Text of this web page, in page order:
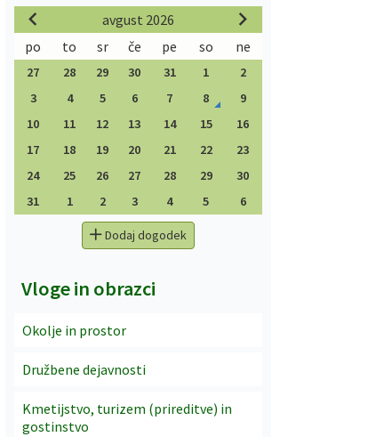
avgust 2026
po
to sr če pe so ne
27 28 29 30 31 1
2
3
4 5 6 7 8
9
10
11 12 13 14 15
16
17
18 19 20 21 22
23
24
25 26 27 28 29
30
31
1 2 3 4 5 6
Dodaj dogodek
Vloge in obrazci
Okolje in prostor
Družbene dejavnosti
Kmetijstvo, turizem (prireditve) in
gostinstvo